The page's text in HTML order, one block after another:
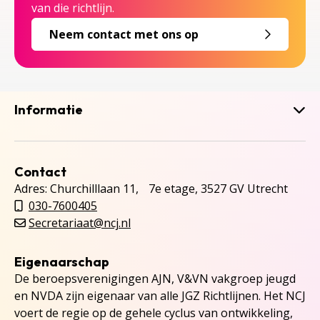
van die richtlijn.
Neem contact met ons op
Informatie
Contact
Adres: Churchilllaan 11, 7e etage, 3527 GV Utrecht
030-7600405
Secretariaat@ncj.nl
Eigenaarschap
De beroepsverenigingen AJN, V&VN vakgroep jeugd
en NVDA zijn eigenaar van alle JGZ Richtlijnen. Het NCJ
voert de regie op de gehele cyclus van ontwikkeling,